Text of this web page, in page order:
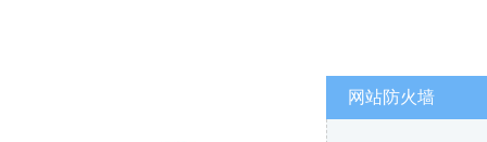
网站防火墙